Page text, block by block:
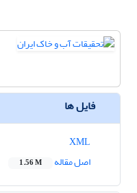
فایل ها
اصل مقاله
1.56 M